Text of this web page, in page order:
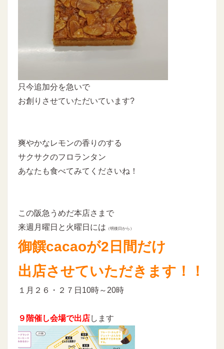
只今追加分を急いで
お創りさせていただいています?
爽やかなレモンの香りのする
サクサクのフロランタン
あなたも食べてみてくださいね！
この阪急うめだ本店さまで
来週月曜日と火曜日には
（明後日から）
御饌cacaoが2日間だけ
出店させていただきます！！
１月２６・２７日10時～20時
９階催し会場で出店します